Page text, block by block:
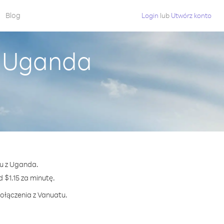
Blog Login lub Utwórz konto
z Uganda.
za minutę.
z Vanuatu.